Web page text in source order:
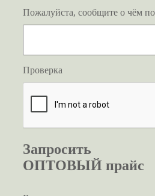
Пожалуйста, сообщите о чём
Проверка
Запросить
ОПТОВЫЙ прайс